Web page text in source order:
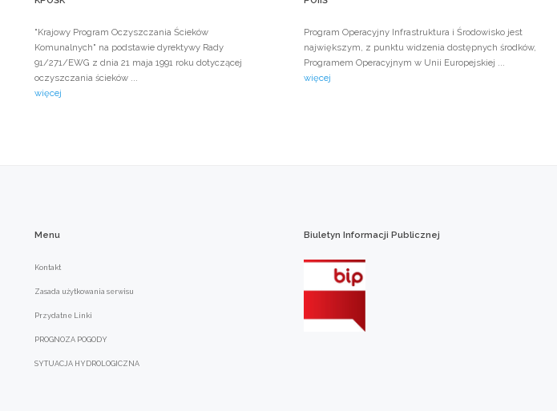
"Krajowy Program Oczyszczania Ścieków
Komunalnych" na podstawie dyrektywy Rady
91/271/EWG z dnia 21 maja 1991 roku dotyczącej
oczyszczania ścieków ...
więcej
Program Operacyjny Infrastruktura i Środowisko jest
największym, z punktu widzenia dostępnych środków,
Programem Operacyjnym w Unii Europejskiej ...
więcej
Menu
Kontakt
Zasada użytkowania serwisu
Przydatne Linki
PROGNOZA POGODY
SYTUACJA HYDROLOGICZNA
Biuletyn Informacji Publicznej